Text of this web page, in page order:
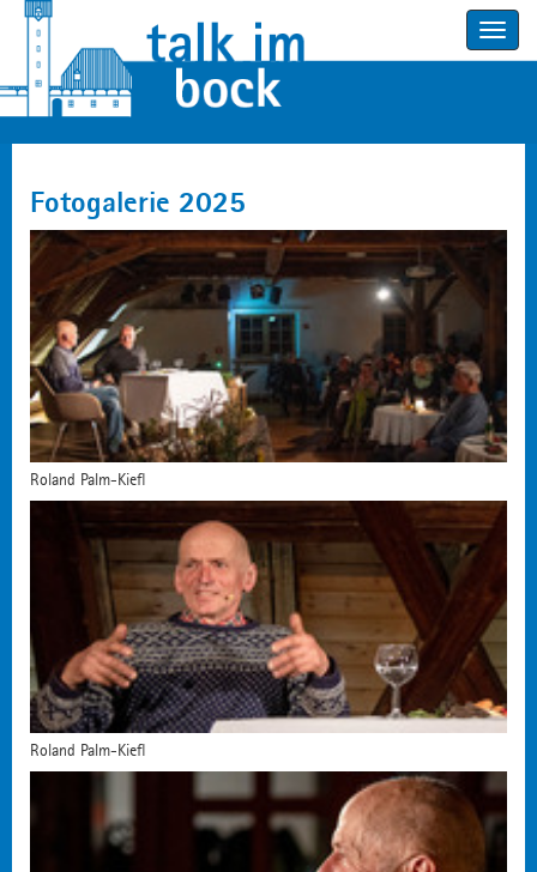
Toggle
Fotogalerie 2025
Roland Palm-Kiefl
Roland Palm-Kiefl